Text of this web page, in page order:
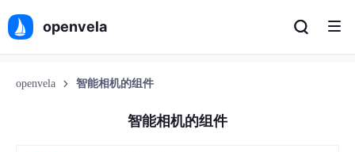
openvela
openvela 智能相机的组件
智能相机的组件